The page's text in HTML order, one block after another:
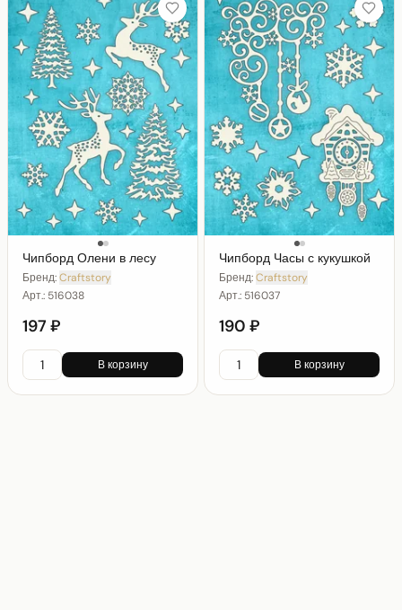
Чипборд Олени в лесу
Бренд:Craftstory
Арт.: 516038
197 ₽
В корзину
Чипборд Часы с кукушкой
Бренд:Craftstory
Арт.: 516037
190 ₽
В корзину